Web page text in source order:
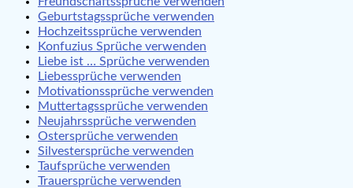
Geburtstagssprüche verwenden
Hochzeitssprüche verwenden
Konfuzius Sprüche verwenden
Liebe ist … Sprüche verwenden
Liebessprüche verwenden
Motivationssprüche verwenden
Muttertagssprüche verwenden
Neujahrssprüche verwenden
Ostersprüche verwenden
Silvestersprüche verwenden
Taufsprüche verwenden
Trauersprüche verwenden